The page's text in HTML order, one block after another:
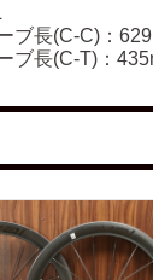
ブ長(C-C)：
ブ長(C-T)：